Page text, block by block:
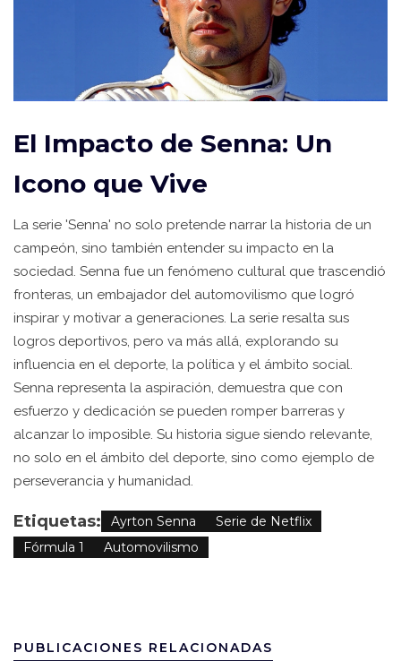
El Impacto de Senna: Un
Icono que Vive
La serie 'Senna' no solo pretende narrar la historia de un
campeón, sino también entender su impacto en la
sociedad. Senna fue un fenómeno cultural que trascendió
fronteras, un embajador del automovilismo que logró
inspirar y motivar a generaciones. La serie resalta sus
logros deportivos, pero va más allá, explorando su
influencia en el deporte, la política y el ámbito social.
Senna representa la aspiración, demuestra que con
esfuerzo y dedicación se pueden romper barreras y
alcanzar lo imposible. Su historia sigue siendo relevante,
no solo en el ámbito del deporte, sino como ejemplo de
perseverancia y humanidad.
Etiquetas: Ayrton Senna
Serie de Netflix
Fórmula 1
Automovilismo
PUBLICACIONES RELACIONADAS